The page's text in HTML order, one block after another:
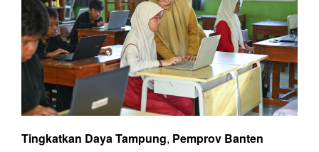
Tingkatkan DayaTampung, Pemprov Banten